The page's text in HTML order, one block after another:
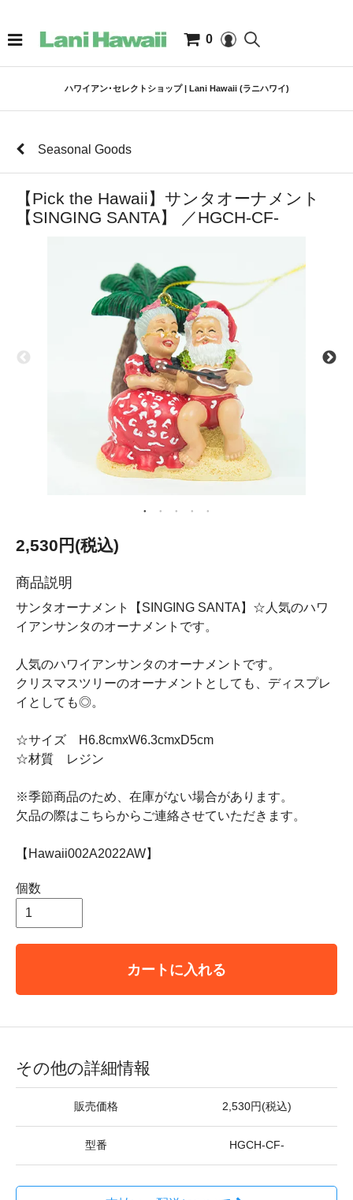
0
ハワイアン･セレクトショップ | Lani Hawaii (ラニハワイ)
Seasonal Goods
【Pick the Hawaii】サンタオーナメント
【SINGING SANTA】 ／HGCH-CF-
2,530円(税込)
商品説明
サンタオーナメント【SINGING SANTA】☆人気のハワ
イアンサンタのオーナメントです。
人気のハワイアンサンタのオーナメントです。
クリスマスツリーのオーナメントとしても、ディスプレ
イとしても◎。
☆サイズ H6.8cmxW6.3cmxD5cm
☆材質 レジン
※季節商品のため、在庫がない場合があります。
欠品の際はこちらからご連絡させていただきます。
【Hawaii002A2022AW】
個数
カートに入れる
その他の詳細情報
販売価格 2,530円(税込)
型番 HGCH-CF-